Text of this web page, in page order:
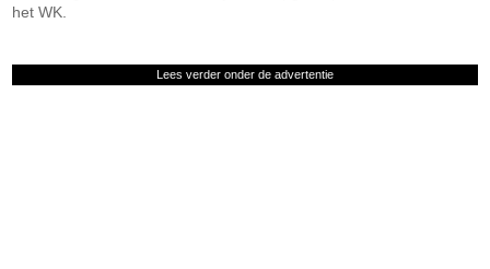
het WK.
Lees verder onder de advertentie